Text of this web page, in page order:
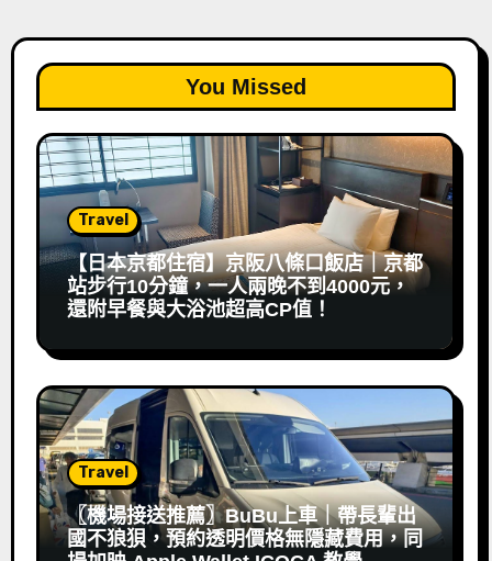
You Missed
Travel
【日本京都住宿】京阪八條口飯店｜京都
站步行10分鐘，一人兩晚不到4000元，
還附早餐與大浴池超高CP值！
Travel
〖機場接送推薦〗BuBu上車｜帶長輩出
國不狼狽，預約透明價格無隱藏費用，同